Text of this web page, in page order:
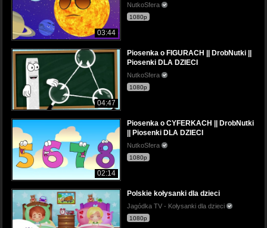
03:44
NutkoSfera
1080p
04:47
Piosenka o FIGURACH || DrobNutki ||
Piosenki DLA DZIECI
NutkoSfera
1080p
02:14
Piosenka o CYFERKACH || DrobNutki
|| Piosenki DLA DZIECI
NutkoSfera
1080p
Polskie kołysanki dla dzieci
Jagódka TV - Kołysanki dla dzieci
1080p